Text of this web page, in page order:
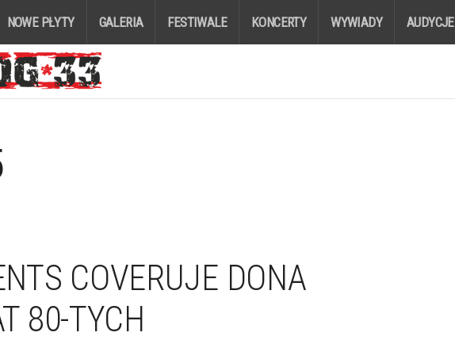
NOWE PŁYTY GALERIA FESTIWALE KONCERTY WYWIADY AUDYCJE
COVERUJE DONA
80-TYCH